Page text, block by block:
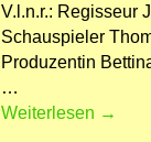
V.l.n.r.: Regisseur
Schauspieler
Produzentin
…
Weiterlesen →